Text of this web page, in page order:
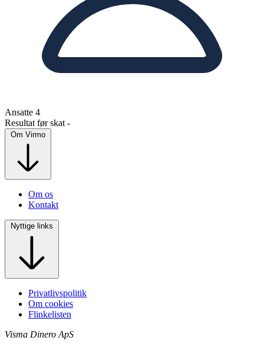
Ansatte 4
Resultat før skat -
Om Virmo
Om os
Kontakt
Nyttige links
Privatlivspolitik
Om cookies
Flinkelisten
Visma Dinero ApS